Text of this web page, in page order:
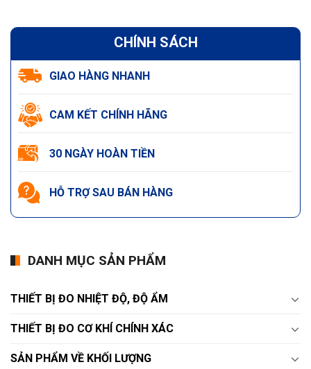
CHÍNH SÁCH
GIAO HÀNG NHANH
CAM KẾT CHÍNH HÃNG
30 NGÀY HOÀN TIỀN
HỖ TRỢ SAU BÁN HÀNG
DANH MỤC SẢN PHẨM
THIẾT BỊ ĐO NHIỆT ĐỘ, ĐỘ ẨM
THIẾT BỊ ĐO CƠ KHÍ CHÍNH XÁC
SẢN PHẨM VỀ KHỐI LƯỢNG